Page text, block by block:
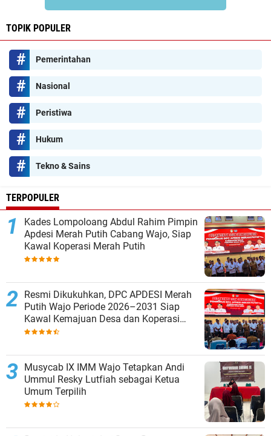
TOPIK POPULER
Pemerintahan
Nasional
Peristiwa
Hukum
Tekno & Sains
TERPOPULER
Kades Lompoloang Abdul Rahim Pimpin
Apdesi Merah Putih Cabang Wajo, Siap
Kawal Koperasi Merah Putih
Resmi Dikukuhkan, DPC APDESI Merah
Putih Wajo Periode 2026–2031 Siap
Kawal Kemajuan Desa dan Koperasi
Merah Putih
Musycab IX IMM Wajo Tetapkan Andi
Ummul Resky Lutfiah sebagai Ketua
Umum Terpilih